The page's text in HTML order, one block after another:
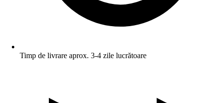
Timp de livrare aprox. 3-4 zile lucrătoare